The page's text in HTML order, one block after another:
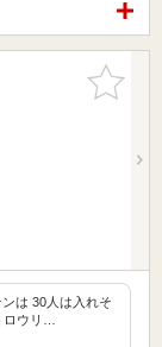
お気に入
りに追加
は 30人は入れそ
ロウリ…